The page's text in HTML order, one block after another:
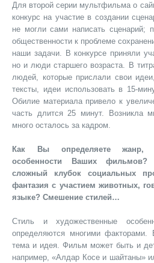
Для второй серии мультфильма о
конкурс на участие в создании
не могли сами написать сценарий;
общественности к проблеме
наши задачи. В конкурсе приняли
но и люди старшего возраста. В
людей, которые прислали свои
тексты, идеи использовать в 15-
Обилие материала привело к
часть длится 25 минут. Возникла
много осталось за кадром.
Как Вы определяете жанр,
особенности Ваших фильмов?
сложный клубок социальных
фантазия с участием животных,
языке? Смешение стилей…
Стиль и художественные
определяются многими
тема и идея. Фильм может быть и
например, «Алдар Косе и шайтаны»